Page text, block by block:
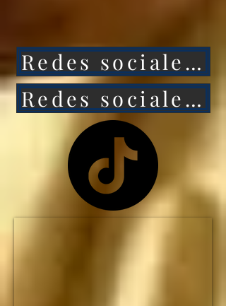
Unidos caerá aún más
rápido.
NO HAY MANERA de
que Estados Unidos
siga siendo la primera
potencia mundial... y el
ESTADOUNIDENSE
no durará ni una
Redes sociales 1
Redes sociales 2